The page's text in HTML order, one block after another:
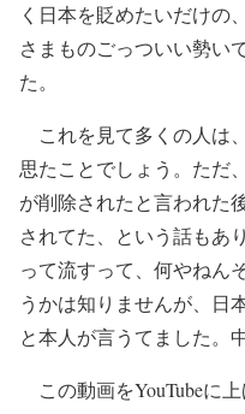
く日本を貶めたいだけの
さまものごっついい勢い
た。
これを見て多くの人は
思たことでしょう。ただ
が削除されたと言われた
されてた、という話もあ
って流すって、何やねん
うかは知りませんが、日
と本人が言うてました。
この動画をYouTubeに